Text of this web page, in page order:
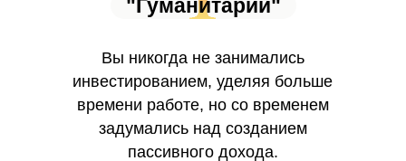
Вы никогда не занимались
инвестированием, уделяя больше
времени работе, но со временем
задумались над созданием
пассивного дохода.
"Гуманитарий"